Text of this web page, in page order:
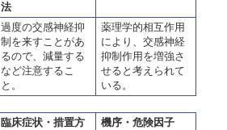
法
過度の交感神経抑
制を来すことがあ
るので、減量する
など注意するこ
と。
薬理学的相互作用
により、交感神経
抑制作用を増強さ
せると考えられて
いる。
臨床症状・措置方
機序・危険因子